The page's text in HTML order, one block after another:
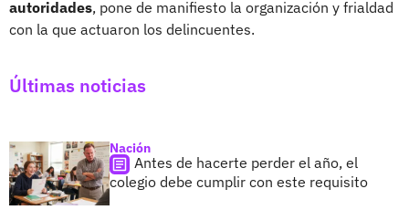
autoridades, pone de manifiesto la organización y frialdad
con la que actuaron los delincuentes.
Últimas noticias
Nación
Antes de hacerte perder el año, el
colegio debe cumplir con este requisito